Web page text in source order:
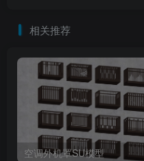
相关推荐
空调外机罩SU模型